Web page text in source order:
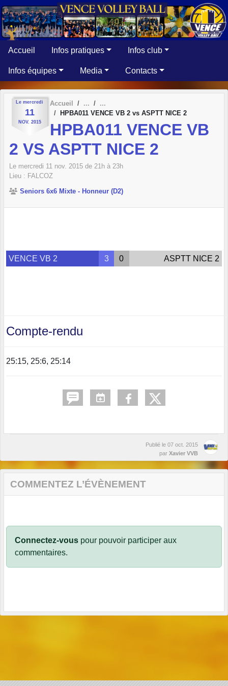
Accueil Infos pratiques Infos club
Infos équipes Media Contacts
Le mercredi
11
NOV. 2015
Accueil
HPBA011 VENCE VB 2 vs ASPTT NICE 2
HPBA011 VENCE VB
2 VS ASPTT NICE 2
Le mercredi 11 nov. 2015 de 21h à 23h
Lieu : FALCOZ
Seniors 6x6 Mixte - Honneur (D2)
VENCE VB 2 3 0 ASPTT NICE 2
Compte-rendu
25:15, 25:6, 25:14
Publié le 07 oct. 2015
par Xavier VVB
COMMENTEZ L’ÉVÈNEMENT
Connectez-vous pour pouvoir participer aux
commentaires.
Panneau de gestion des cookies